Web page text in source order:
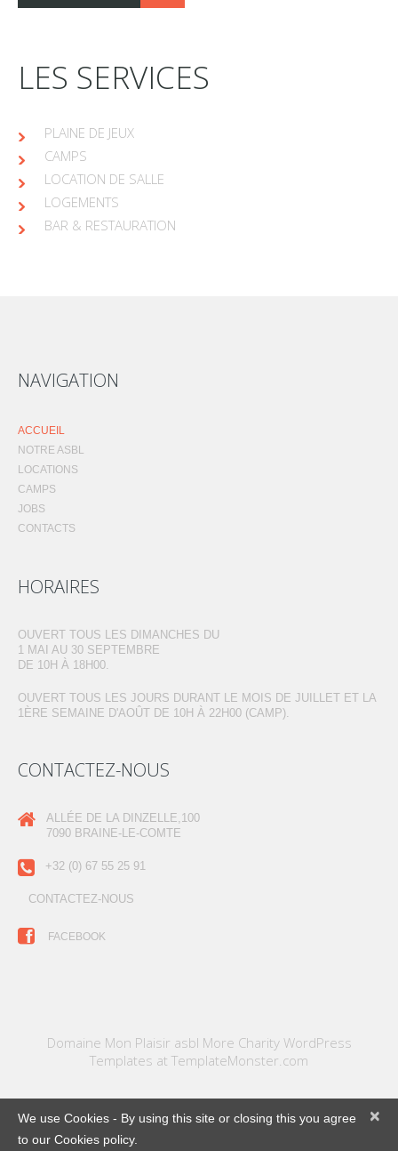
LES SERVICES
PLAINE DE JEUX
CAMPS
LOCATION DE SALLE
LOGEMENTS
BAR & RESTAURATION
NAVIGATION
ACCUEIL
NOTRE ASBL
LOCATIONS
CAMPS
JOBS
CONTACTS
HORAIRES
OUVERT TOUS LES DIMANCHES DU
1 MAI AU 30 SEPTEMBRE
DE 10H À 18H00.
OUVERT TOUS LES JOURS DURANT LE MOIS DE JUILLET ET LA
1ÈRE SEMAINE D'AOÛT DE 10H À 22H00 (CAMP).
CONTACTEZ-NOUS
ALLÉE DE LA DINZELLE,100
7090 BRAINE-LE-COMTE
+32 (0) 67 55 25 91
CONTACTEZ-NOUS
FACEBOOK
Domaine Mon Plaisir asbl More Charity WordPress
Templates at TemplateMonster.com
×
We use Cookies - By using this site or closing this you agree
to our Cookies policy.